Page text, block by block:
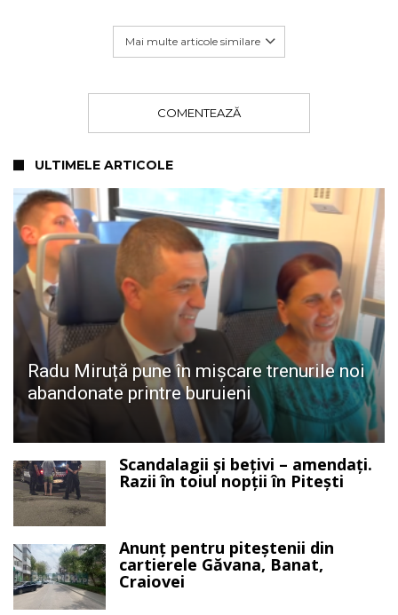
Mai multe articole similare
COMENTEAZĂ
ULTIMELE ARTICOLE
Radu Miruță pune în mișcare trenurile noi
abandonate printre buruieni
Scandalagii și bețivi – amendați.
Razii în toiul nopții în Pitești
Anunț pentru piteștenii din
cartierele Găvana, Banat,
Craiovei